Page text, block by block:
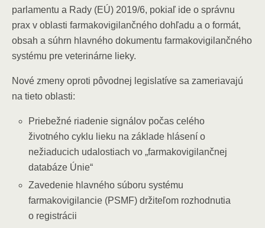
parlamentu a Rady (EÚ) 2019/6, pokiaľ ide o správnu
prax v oblasti farmakovigilančného dohľadu a o formát,
obsah a súhrn hlavného dokumentu farmakovigilančného
systému pre veterinárne lieky.
Nové zmeny oproti pôvodnej legislatíve sa zameriavajú
na tieto oblasti:
Priebežné riadenie signálov počas celého
životného cyklu lieku na základe hlásení o
nežiaducich udalostiach vo „farmakovigilančnej
databáze Únie“
Zavedenie hlavného súboru systému
farmakovigilancie (PSMF) držiteľom rozhodnutia
o registrácii